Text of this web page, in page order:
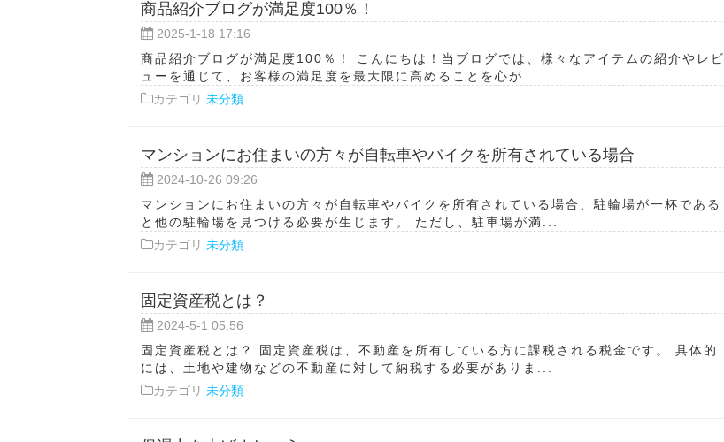
商品紹介ブログが満足度100％！
2025-1-18 17:16
商品紹介ブログが満足度100％！ こんにちは！当ブログでは、様々なアイテムの紹介やレビ
ューを通じて、お客様の満足度を最大限に高めることを心が...
カテゴリ 未分類
マンションにお住まいの方々が自転車やバイクを所有されている場合
2024-10-26 09:26
マンションにお住まいの方々が自転車やバイクを所有されている場合、駐輪場が一杯である
と他の駐輪場を見つける必要が生じます。 ただし、駐車場が満...
カテゴリ 未分類
固定資産税とは？
2024-5-1 05:56
固定資産税とは？ 固定資産税は、不動産を所有している方に課税される税金です。 具体的
には、土地や建物などの不動産に対して納税する必要がありま...
カテゴリ 未分類